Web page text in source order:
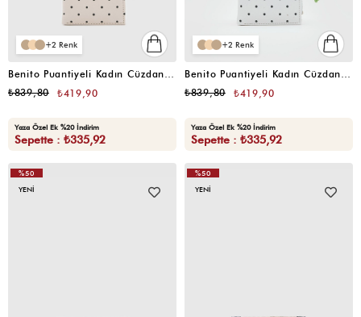
2
₺419,90
₺839,80
Yaza Özel Ek %20 İndirim
Sepette : ₺335,92
2
₺419,90
₺839,80
Yaza Özel Ek %20 İndirim
Sepette : ₺335,92
%50
YENI
%50
YENI